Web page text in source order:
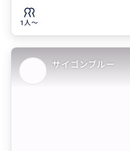
1人〜
サイゴンブルー